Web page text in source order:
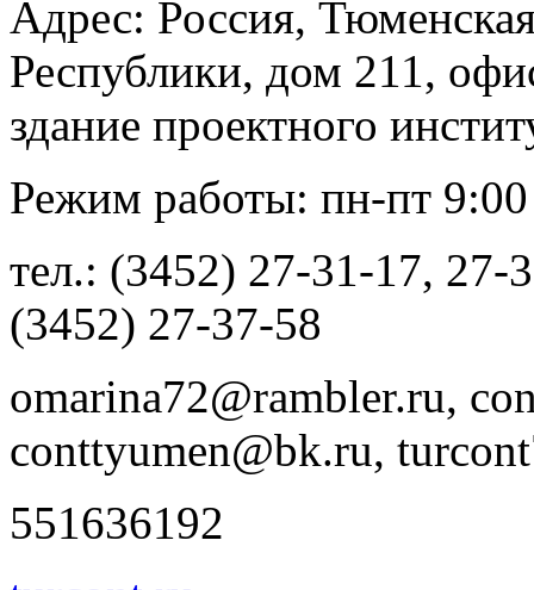
Адрес: Россия,
Республики, дом 211,
здание проектного
Режим работы: пн-пт
тел.: (3452) 27-31-17, 27-
(3452) 27-37-58
omarina72@rambler.ru,
conttyumen@bk.ru,
551636192